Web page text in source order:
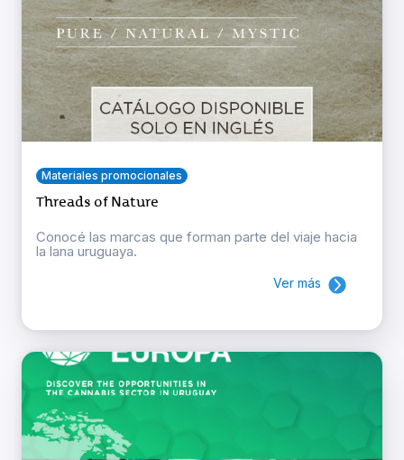
Materiales promocionales
Threads of Nature
Conocé las marcas que forman parte del viaje hacia
la lana uruguaya.
Ver más